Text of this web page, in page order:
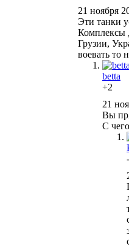
21 ноября
Эти танки
Комплексы
Грузии,
воевать то
betta
+2
21
Вы
С